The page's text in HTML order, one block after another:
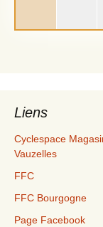
Liens
Cyclespace
Vauzelles
FFC
FFC Bourgogne
Page Facebook